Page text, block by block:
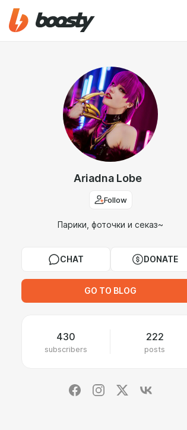
Ariadna Lobe
Follow
Парики, фоточки и секаз~
CHAT DONATE
GO TO BLOG
430
subscribers
222
posts